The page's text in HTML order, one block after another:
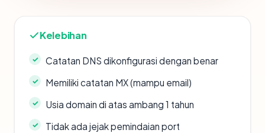
Kelebihan
Catatan DNS dikonfigurasi dengan benar
Memiliki catatan MX (mampu email)
Usia domain di atas ambang 1 tahun
Tidak ada jejak pemindaian port